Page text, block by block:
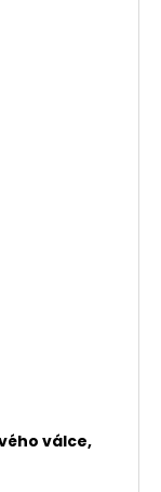
válce,